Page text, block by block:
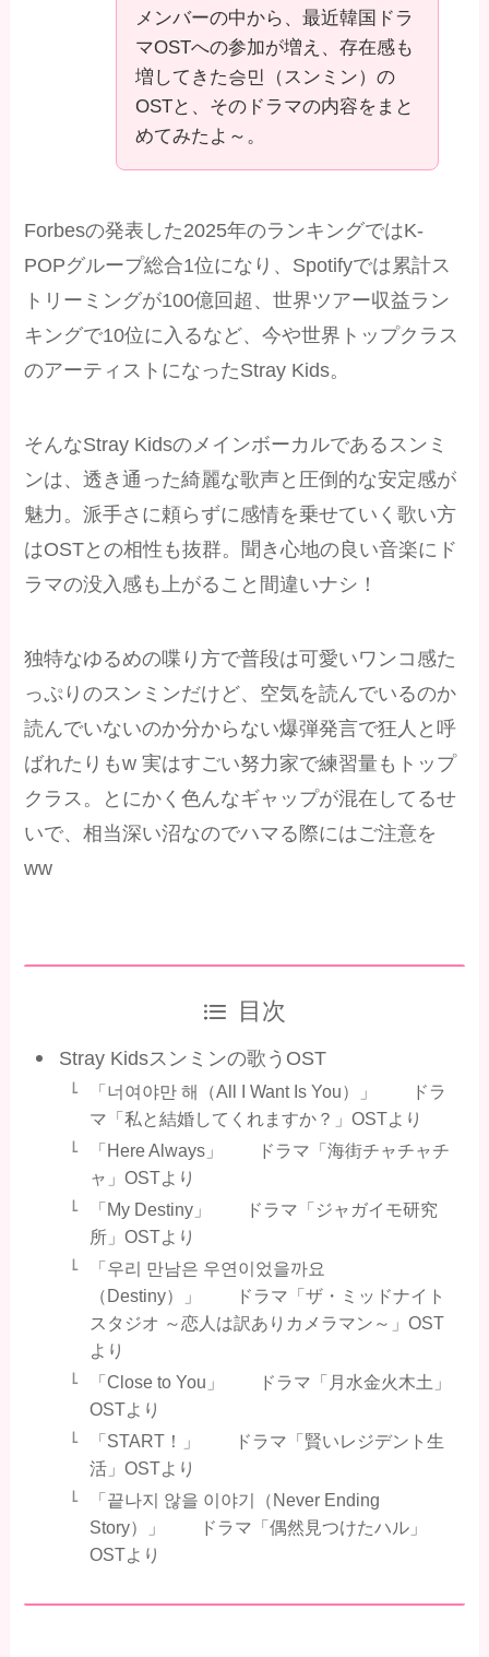
メンバーの中から、最近韓国ドラ
マOSTへの参加が増え、存在感も
増してきた승민（スンミン）の
OSTと、そのドラマの内容をまと
めてみたよ～。
Forbesの発表した2025年のランキングではK-
POPグループ総合1位になり、Spotifyでは累計ス
トリーミングが100億回超、世界ツアー収益ラン
キングで10位に入るなど、今や世界トップクラス
のアーティストになったStray Kids。
そんなStray Kidsのメインボーカルであるスンミ
ンは、透き通った綺麗な歌声と圧倒的な安定感が
魅力。派手さに頼らずに感情を乗せていく歌い方
はOSTとの相性も抜群。聞き心地の良い音楽にド
ラマの没入感も上がること間違いナシ！
独特なゆるめの喋り方で普段は可愛いワンコ感た
っぷりのスンミンだけど、空気を読んでいるのか
読んでいないのか分からない爆弾発言で狂人と呼
ばれたりもw 実はすごい努力家で練習量もトップ
クラス。とにかく色んなギャップが混在してるせ
いで、相当深い沼なのでハマる際にはご注意を
ww
目次
Stray Kidsスンミンの歌うOST
「너여야만 해（All I Want Is You）」 ドラ
マ「私と結婚してくれますか？」OSTより
「Here Always」 ドラマ「海街チャチャチ
ャ」OSTより
「My Destiny」 ドラマ「ジャガイモ研究
所」OSTより
「우리 만남은 우연이었을까요
（Destiny）」 ドラマ「ザ・ミッドナイト
スタジオ ～恋人は訳ありカメラマン～」OST
より
「Close to You」 ドラマ「月水金火木土」
OSTより
「START！」 ドラマ「賢いレジデント生
活」OSTより
「끝나지 않을 이야기（Never Ending
Story）」 ドラマ「偶然見つけたハル」
OSTより